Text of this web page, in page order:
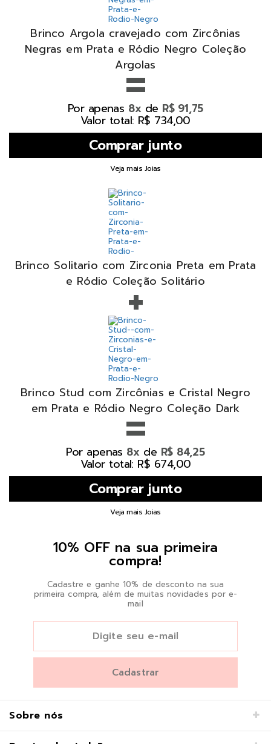
Brinco Argola cravejado com Zircônias
Negras em Prata e Ródio Negro Coleção
Argolas
=
Por apenas 8x de R$ 91,75
Valor total: R$ 734,00
Veja mais Joias
Brinco Solitario com Zirconia Preta em Prata
e Ródio Coleção Solitário
+
Brinco Stud com Zircônias e Cristal Negro
em Prata e Ródio Negro Coleção Dark
=
Por apenas 8x de R$ 84,25
Valor total: R$ 674,00
Veja mais Joias
10% OFF na sua primeira
compra!
Cadastre e ganhe 10% de desconto na sua
primeira compra, além de muitas novidades por e-
mail
Sobre nós